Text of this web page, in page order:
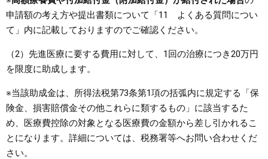
申請額の考え方や提出書類について「11 よくある質問につい
て」内に記載しておりますのでご確認ください。
（2）先進医療に要する費用に対して、1回の治療につき20万円
を限度に助成します。
※当該助成金は、所得法税第73条第1項の括弧内に規定する「保
険金、損害賠償金その他これらに類するもの」に該当するた
め、医療費控除の対象となる医療費の金額から差し引かれるこ
とになります。詳細については、税務署等へお問い合わせくだ
さい。